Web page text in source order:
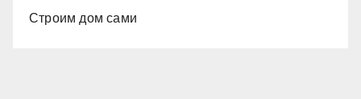
Строим дом сами